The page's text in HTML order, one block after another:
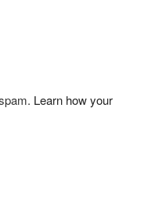
Learn how your